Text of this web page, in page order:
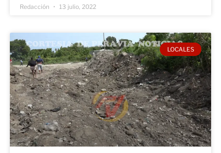
Redacción 13 julio, 2022
LOCALES